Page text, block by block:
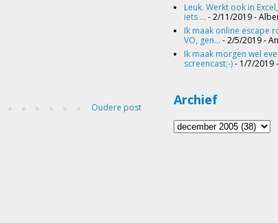
Oudere post
Leuk. Werkt ook in
iets ... - 2/11/2019-
Ik maak online escape
VO, gen... - 2/5/2019-
Ik maak morgen wel
screencast;-)- 1/7/2019
Archief